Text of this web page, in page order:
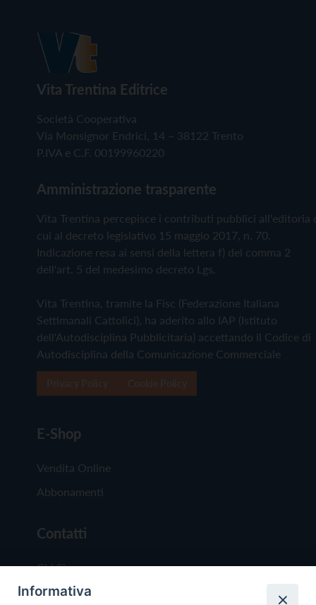
Vita Trentina Editrice
Società Cooperativa
Via Monsignor Endrici, 14 – 38122 Trento
P.IVA e C.F. 00199960220
Amministrazione trasparente
Vita Trentina percepisce i contributi pubblici all'editoria
cui al decreto legislativo 15 maggio 2017, n. 70.
Indicazione resa ai sensi della lettera f) del comma 2
dell'art. 5 del medesimo decreto Lgs.
Vita Trentina, tramite la Fisc (Federazione Italiana
Settimanali Cattolici), ha aderito allo IAP (Istituto
dell'Autodisciplina Pubblicitaria) accettando il Codice di
Autodisciplina della Comunicazione Commerciale
E-Shop
Vendita Online
Abbonamenti
Contatti
Chi Siamo
Redazione
Informativa